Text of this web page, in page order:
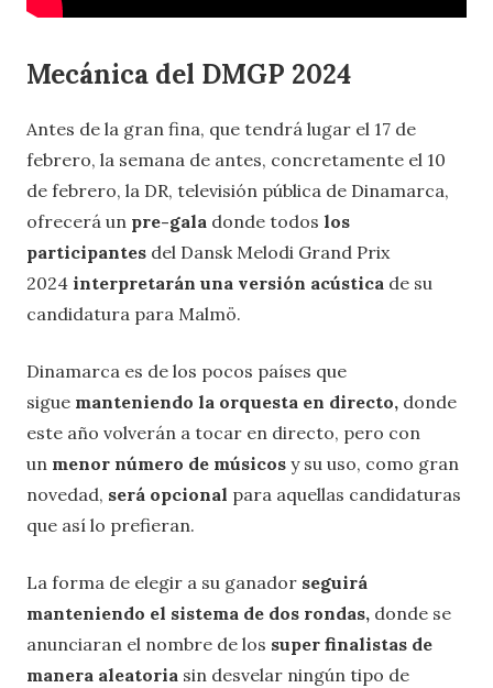
Mecánica del DMGP 2024
Antes de la gran fina, que tendrá lugar el 17 de
febrero, la semana de antes, concretamente el 10
de febrero, la DR, televisión pública de Dinamarca,
ofrecerá un pre-gala donde todos los
participantes del Dansk Melodi Grand Prix
2024 interpretarán una versión acústica de su
candidatura para Malmö.
Dinamarca es de los pocos países que
sigue manteniendo la orquesta en directo, donde
este año volverán a tocar en directo, pero con
un menor número de músicos y su uso, como gran
novedad, será opcional para aquellas candidaturas
que así lo prefieran.
La forma de elegir a su ganador seguirá
manteniendo el sistema de dos rondas, donde se
anunciaran el nombre de los super finalistas de
manera aleatoria sin desvelar ningún tipo de